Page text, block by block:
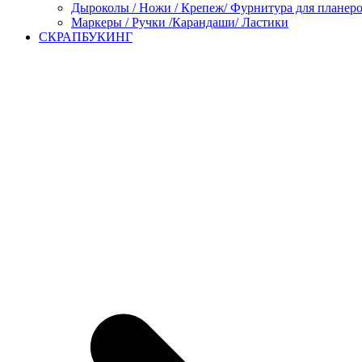
Дыроколы / Ножи / Крепеж/ Фурнитура для
Маркеры / Ручки /Карандаши/ Ластики
СКРАПБУКИНГ